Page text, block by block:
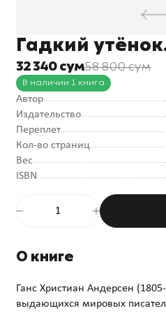
Гадкий
32 340 сум58 800 сум
В наличии 1 книга
Автор
Издательство
Переплет
Кол-во страниц
Вес
ISBN
О книге
Ганс Христиан Андерсен
выдающихся мировых